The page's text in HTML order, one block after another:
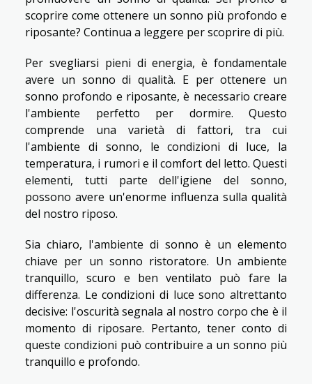
scoprire come ottenere un sonno più profondo e
riposante? Continua a leggere per scoprire di più.
Per svegliarsi pieni di energia, è fondamentale
avere un sonno di qualità. E per ottenere un
sonno profondo e riposante, è necessario creare
l'ambiente perfetto per dormire. Questo
comprende una varietà di fattori, tra cui
l'ambiente di sonno, le condizioni di luce, la
temperatura, i rumori e il comfort del letto. Questi
elementi, tutti parte dell'igiene del sonno,
possono avere un'enorme influenza sulla qualità
del nostro riposo.
Sia chiaro, l'ambiente di sonno è un elemento
chiave per un sonno ristoratore. Un ambiente
tranquillo, scuro e ben ventilato può fare la
differenza. Le condizioni di luce sono altrettanto
decisive: l'oscurità segnala al nostro corpo che è il
momento di riposare. Pertanto, tener conto di
queste condizioni può contribuire a un sonno più
tranquillo e profondo.